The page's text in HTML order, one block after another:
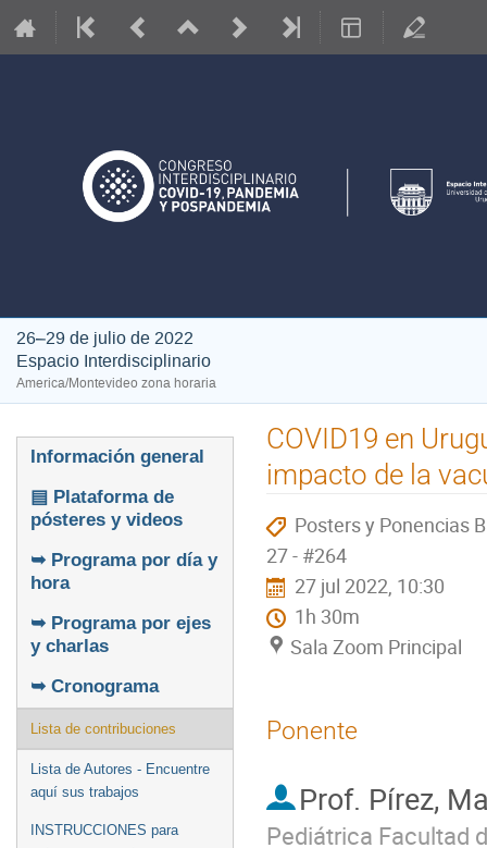
26–29 de julio de 2022
Espacio Interdisciplinario
America/Montevideo zona horaria
Event
menu
Información general
▤ Plataforma de
pósteres y videos
➥ Programa por día y
hora
➥ Programa por ejes
y charlas
➥ Cronograma
Lista de contribuciones
Lista de Autores - Encuentre
aquí sus trabajos
INSTRUCCIONES para
COVID19 en
impacto de la
Posters y Ponencias
27 - #264
27 jul 2022, 10:30
1h 30m
Sala Zoom Principal
Ponente
Prof. Pírez,
Pediátrica Facultad